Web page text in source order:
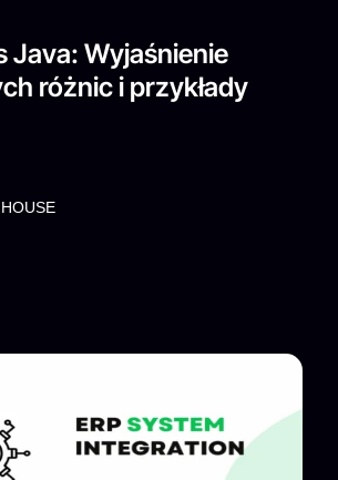
Java: Wyjaśnienie
różnic i przykłady